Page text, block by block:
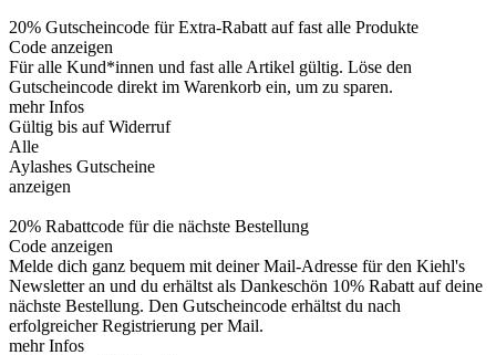
20% Gutscheincode für Extra-Rabatt auf fast alle Produkte
Code anzeigen
Für alle Kund*innen und fast alle Artikel gültig. Löse den
Gutscheincode direkt im Warenkorb ein, um zu sparen.
mehr Infos
Gültig bis auf Widerruf
Alle
Aylashes Gutscheine
anzeigen
20% Rabattcode für die nächste Bestellung
Code anzeigen
Melde dich ganz bequem mit deiner Mail-Adresse für den Kiehl's
Newsletter an und du erhältst als Dankeschön 10% Rabatt auf deine
nächste Bestellung. Den Gutscheincode erhältst du nach
erfolgreicher Registrierung per Mail.
mehr Infos